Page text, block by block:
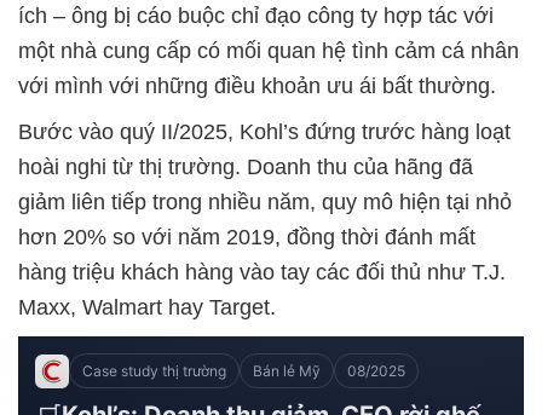
ích – ông bị cáo buộc chỉ đạo công ty hợp tác với
một nhà cung cấp có mối quan hệ tình cảm cá nhân
với mình với những điều khoản ưu ái bất thường.
Bước vào quý II/2025, Kohl’s đứng trước hàng loạt
hoài nghi từ thị trường. Doanh thu của hãng đã
giảm liên tiếp trong nhiều năm, quy mô hiện tại nhỏ
hơn 20% so với năm 2019, đồng thời đánh mất
hàng triệu khách hàng vào tay các đối thủ như T.J.
Maxx, Walmart hay Target.